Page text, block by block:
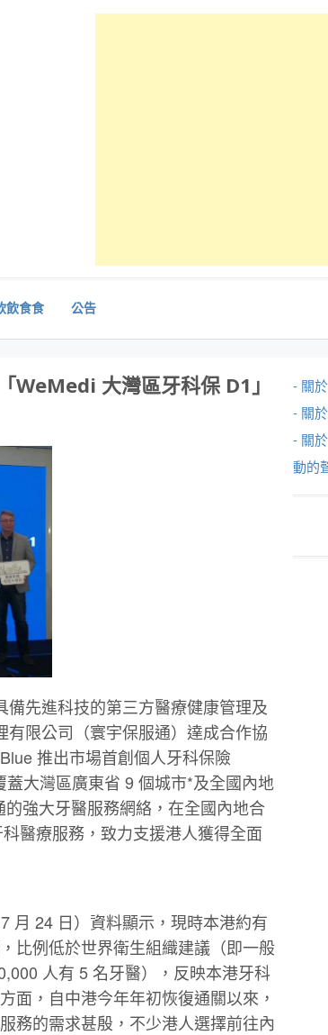
飲食食 公告
WeMedi ⼤灣區牙科保 D1」
先進科技的第三⽅醫療健康管理及
限公司（寰宇保服通）達成合作協
推出市場⾸創個⼈牙科保險
蓋⼤灣區廣東省 9 個城市*及全國內地
強⼤牙醫服務網絡，在全國內地合
醫療服務，致⼒⽀援港⼈獲得全⾯
⽉ 24 ⽇）資料顯⽰，現時本港約有
比例低於世界衛⽣組織建議（即⼀般
⼈有 5 名牙醫），反映本港牙科
⾯，⾃中港今年年初恢復通關以來，
務的需求甚殷，不少港⼈選擇前往內
- 關
- 關
- 關
動的